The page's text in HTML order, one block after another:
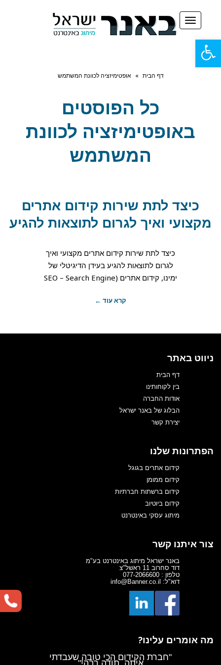
פתח
סרגל
תפריט
דף הבית » אופטימיזציה לכוונת המשתמש
כל הפוסטים
באופטימיזציה לכוונת
המשתמש
כיצד לתת שירות קידום אתרים
מקצועי ואיך לגרום לתוצאות להגיע
כיצד לתת שירות קידום אתרים מקצועי ואיך
לגרום לתוצאות להגיע בעידן הדיגיטלי של
ימינו, קידום אתרים (SEO – Search Engine
קרא עוד ←
ניווט באתר
דף הבית
בין לקוחותינו
אודות החברה
הבלוג של באנר ישראל
יצירת קשר
הפתרונות שלנו
קידום אתרים בגוגל
קידום ממומן
קידום ברשתות חברתיות
קידום ביוטיוב
מיתוג עסקי באינטרנט
צור איתנו קשר
באנר ישראל מיתוג באינטרנט בע"מ
דוד סחרוב 11 ראשל"צ
טלפון : 077-2066600
דוא"ל: info@Banner.co.il
מה אומרים עלינו?
"חברת הקידום הכי טובה שעבדתי
איתה, תודה רבה!"